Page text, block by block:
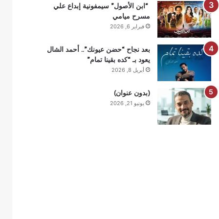
“ابن الأصول” سيمفونية إبداع علي
مسرح ميامي
فبراير 6, 2026
بعد نجاح “حضن عيونك”.. أحمد الشال
يعود بـ “كده بقينا تمام”
أبريل 8, 2026
(بدون عنوان)
يونيو 21, 2026